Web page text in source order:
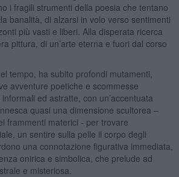
i fragili strumenti della poesia che tentano
banalità, di alzarsi in volo verso sentimenti
più vasti e liberi. Alla disperata ricerca
pittura, di un’arte eterna e fuori dal corso
tempo, ha subito profondi mutamenti,
avventure poetiche e scommesse
ed astratte, con un’accentuata
quasi una dimensione scultorea –
frammenti materici - per trovare
un sentire sulla pelle il corpo degli
una connotazione figurativa immediata,
onirica e simbolica, che prelude ad
e misteriosa.